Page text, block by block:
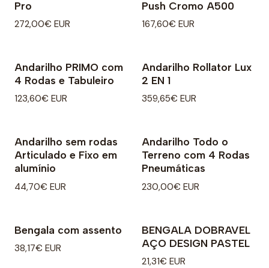
Pro
272,00€ EUR
Push Cromo A500
167,60€ EUR
Andarilho PRIMO com
4 Rodas e Tabuleiro
123,60€ EUR
Andarilho Rollator Lux
2 EN 1
359,65€ EUR
Andarilho sem rodas
Articulado e Fixo em
alumínio
44,70€ EUR
Andarilho Todo o
Terreno com 4 Rodas
Pneumáticas
230,00€ EUR
Bengala com assento
38,17€ EUR
BENGALA DOBRAVEL
AÇO DESIGN PASTEL
21,31€ EUR